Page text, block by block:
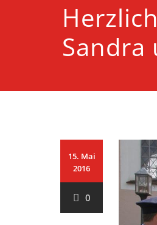
Sandra
15. Mai
2016
0